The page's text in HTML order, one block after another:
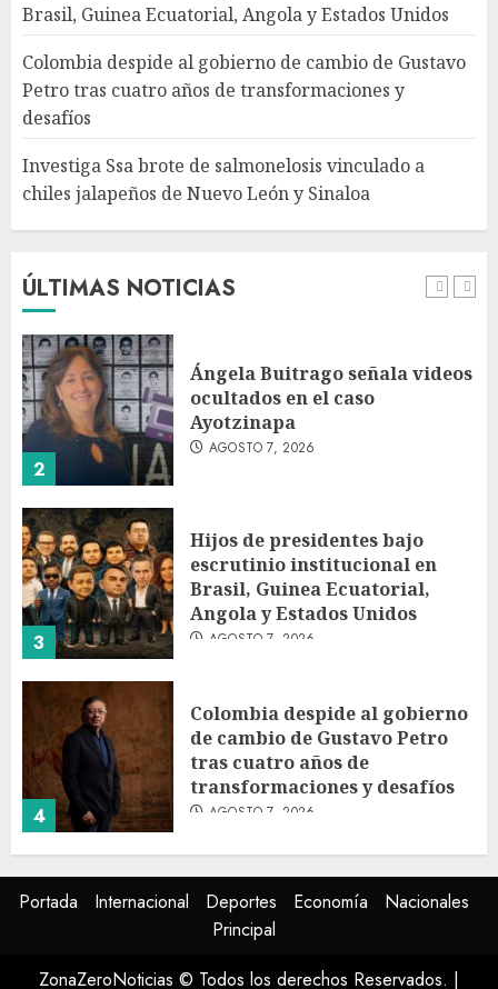
Brasil, Guinea Ecuatorial, Angola y Estados Unidos
Colombia despide al gobierno de cambio de Gustavo
Petro tras cuatro años de transformaciones y
desafíos
Investiga Ssa brote de salmonelosis vinculado a
chiles jalapeños de Nuevo León y Sinaloa
ÚLTIMAS NOTICIAS
5
Investiga Ssa brote de
salmonelosis vinculado a
chiles jalapeños de Nuevo
León y Sinaloa
1
Charlotte FC vs Atlas: Fecha,
AGOSTO 7, 2026
2
Ángela Buitrago señala videos
ocultados en el caso
Ayotzinapa
AGOSTO 7, 2026
3
Hijos de presidentes bajo
escrutinio institucional en
Brasil, Guinea Ecuatorial,
Angola y Estados Unidos
AGOSTO 7, 2026
4
Colombia despide al gobierno
de cambio de Gustavo Petro
tras cuatro años de
transformaciones y desafíos
AGOSTO 7, 2026
salmonelosis vinculado a
chiles jalapeños de Nuevo
Portada Internacional Deportes Economía
Nacionales
Principal
ZonaZeroNoticias © Todos los derechos Reservados. |